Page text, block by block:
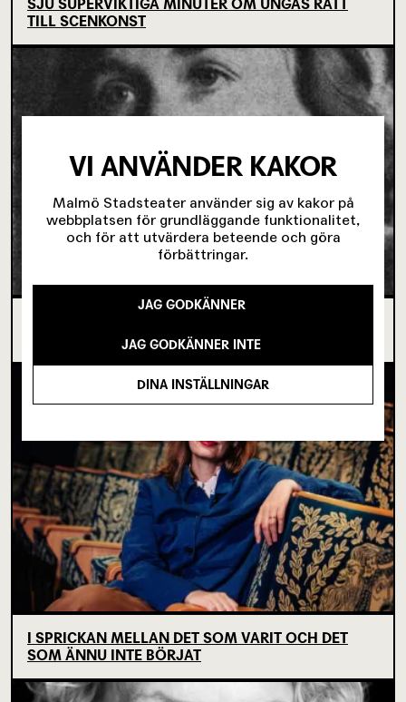
SJU SUPERVIKTIGA MINUTER OM UNGAS RÄTT
TILL SCENKONST
KÖPENHAMNSTRILOGIN
I SPRICKAN MELLAN DET SOM VARIT OCH DET
SOM ÄNNU INTE BÖRJAT
VI ANVÄNDER KAKOR
Malmö Stadsteater använder sig av kakor på
webbplatsen för grundläggande funktionalitet,
och för att utvärdera beteende och göra
förbättringar.
JAG GODKÄNNER
JAG GODKÄNNER INTE
DINA INSTÄLLNINGAR